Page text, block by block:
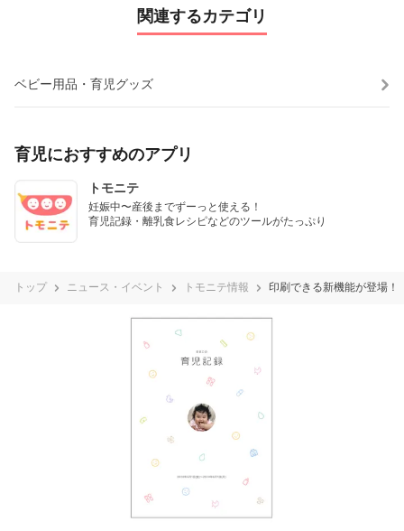
関連するカテゴリ
ベビー用品・育児グッズ
育児におすすめのアプリ
トモニテ
妊娠中〜産後までずーっと使える！
育児記録・離乳食レシピなどのツールがたっぷり
トップ ニュース・イベント トモニテ情報 印刷できる新機能が登場